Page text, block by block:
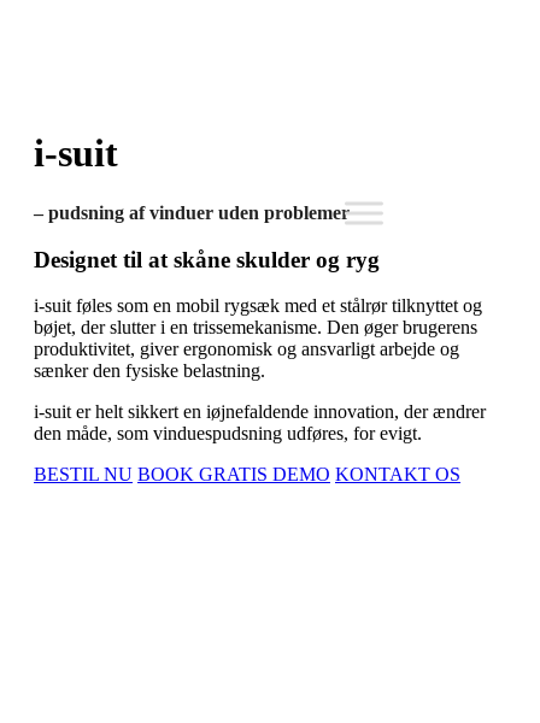
i-suit
– pudsning af vinduer uden problemer
Designet til at skåne skulder og ryg
i-suit føles som en mobil rygsæk med et stålrør tilknyttet og
bøjet, der slutter i en trissemekanisme. Den øger brugerens
produktivitet, giver ergonomisk og ansvarligt arbejde og
sænker den fysiske belastning.
i-suit er helt sikkert en iøjnefaldende innovation, der ændrer
den måde, som vinduespudsning udføres, for evigt.
BESTIL NU BOOK GRATIS DEMO KONTAKT OS